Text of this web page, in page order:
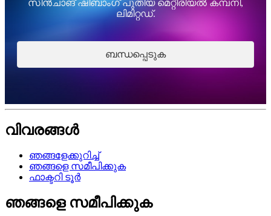
സിൻചാങ് ഷിബാംഗ് പുതിയ മെറ്റീരിയൽ കമ്പനി,
ലിമിറ്റഡ്.
ബന്ധപ്പെടുക
വിവരങ്ങൾ
ഞങ്ങളേക്കുറിച്ച്
ഞങ്ങളെ സമീപിക്കുക
ഫാക്ടറി ടൂർ
ഞങ്ങളെ സമീപിക്കുക